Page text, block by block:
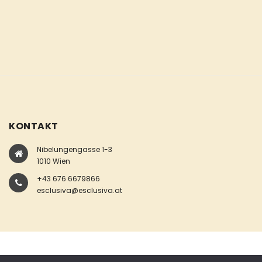
KONTAKT
Nibelungengasse 1-3
1010 Wien
+43 676 6679866
esclusiva@esclusiva.at